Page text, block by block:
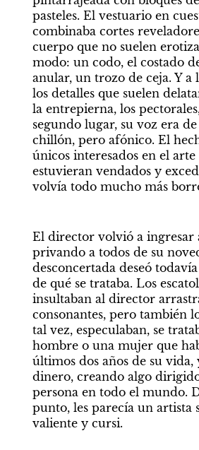
pasteles. El vestuario en
combinaba cortes
cuerpo que no suelen
modo: un codo, el costado
anular, un trozo de ceja. Y a
los detalles que suelen
la entrepierna, los
segundo lugar, su voz era
chillón, pero afónico. El
únicos interesados en el
estuvieran vendados y
volvía todo mucho más
El director volvió a ingresar
privando a todos de su
desconcertada deseó
de qué se trataba. Los
insultaban al director
consonantes, pero también
tal vez, especulaban, se
hombre o una mujer que
últimos dos años de su vida,
dinero, creando algo
persona en todo el mundo.
punto, les parecía un artista
valiente y cursi.